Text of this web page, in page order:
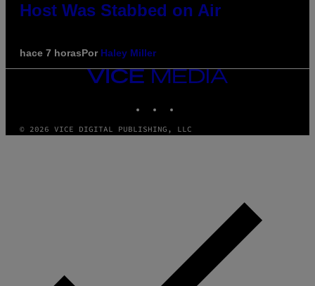
Host Was Stabbed on Air
hace 7 horasPor Haley Miller
VICE
MEDIA
© 2026 VICE DIGITAL PUBLISHING, LLC